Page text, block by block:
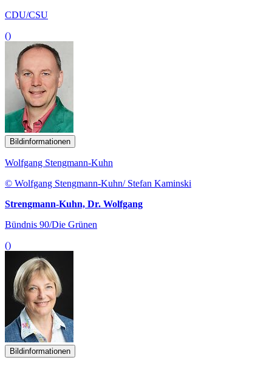
CDU/CSU
()
Bildinformationen
Wolfgang Stengmann-Kuhn
© Wolfgang Stengmann-Kuhn/ Stefan Kaminski
Strengmann-Kuhn, Dr. Wolfgang
Bündnis 90/Die Grünen
()
Bildinformationen